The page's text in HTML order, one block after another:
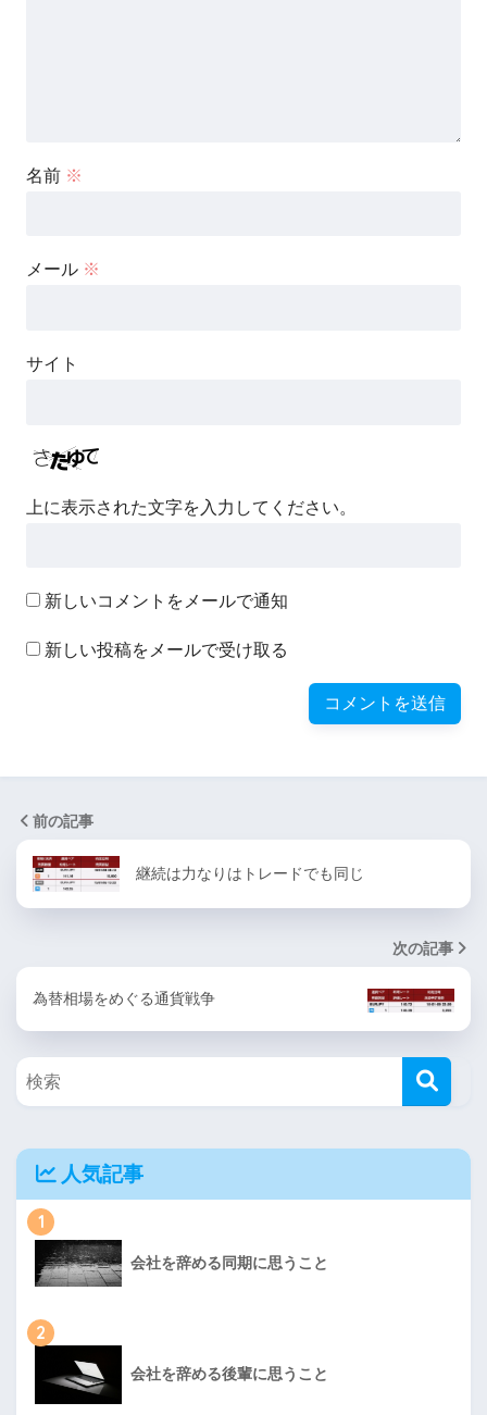
名前 ※
メール ※
サイト
上に表示された文字を入力してください。
新しいコメントをメールで通知
新しい投稿をメールで受け取る
前の記事
継続は力なりはトレードでも同じ
次の記事
為替相場をめぐる通貨戦争
人気記事
1
会社を辞める同期に思うこと
2
会社を辞める後輩に思うこと